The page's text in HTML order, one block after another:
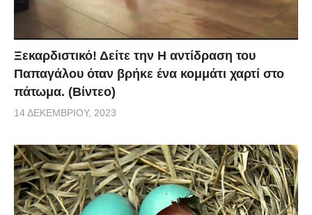
Ξεκαρδιστικό! Δείτε την Η αντίδραση του
Παπαγάλου όταν βρήκε ένα κομμάτι χαρτί στο
πάτωμα. (Βίντεο)
14 ΔΕΚΕΜΒΡΊΟΥ, 2023